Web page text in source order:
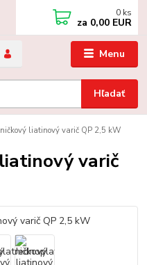
Menu
Hľadať
0 ks
za 0,00 EUR
liatinový varič QP 2,5 kW
varič